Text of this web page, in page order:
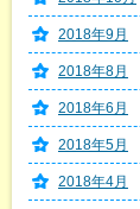
2018年9月
2018年8月
2018年6月
2018年5月
2018年4月